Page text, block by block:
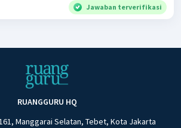
Jawaban terverifikasi
RUANGGURU HQ
Manggarai Selatan, Tebet, Kota Jakarta